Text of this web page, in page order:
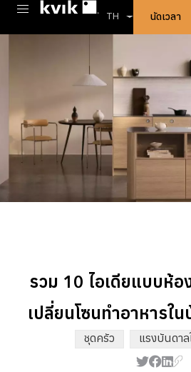
TH นัดเวลา
รวม 10 ไอเดียแบบห้อ
เปลี่ยนโซนทำอาหารใ
ชุดครัว แรงบันดา